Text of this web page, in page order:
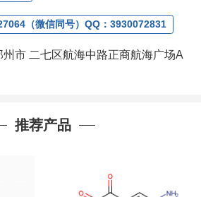
（微信同号）QQ：3930072831
州市 二七区航海中路正商航海广场A
推荐产品